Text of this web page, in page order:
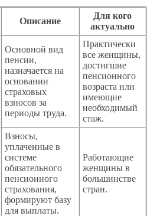
Описание
Для кого
актуально
Основной вид
пенсии,
назначается на
основании
страховых
взносов за
периоды труда.
Практически
все женщины,
достигшие
пенсионного
возраста или
имеющие
необходимый
стаж.
Взносы,
уплаченные в
системе
обязательного
пенсионного
страхования,
формируют базу
для выплаты.
Работающие
женщины в
большинстве
стран.